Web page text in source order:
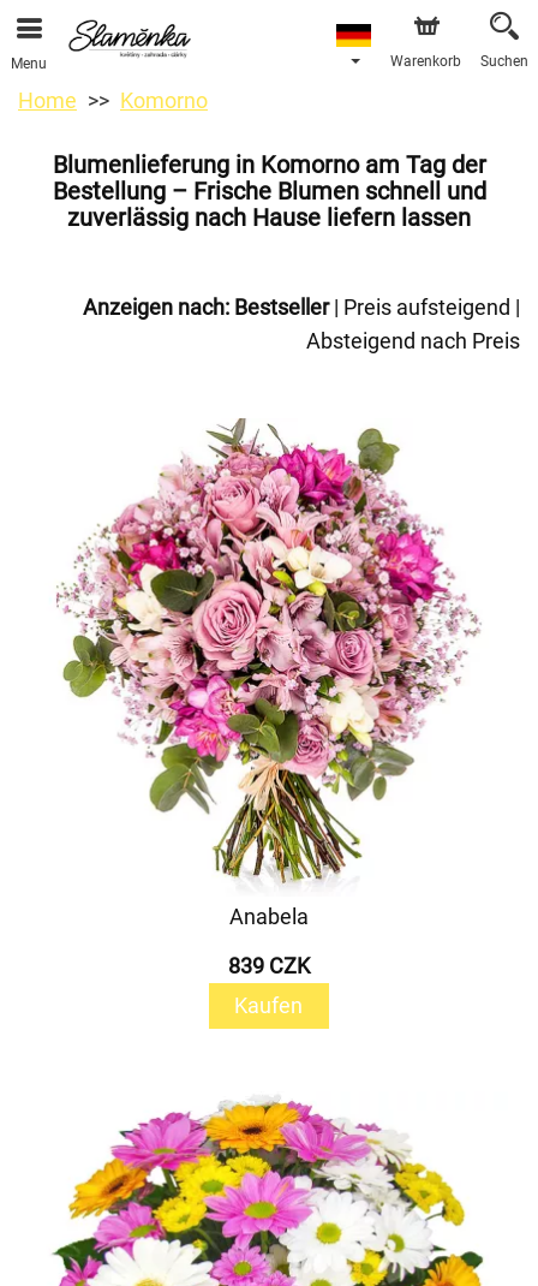
Menu Warenkorb Suchen
Home Komorno
Blumenlieferung in Komorno am Tag der
Bestellung – Frische Blumen schnell und
zuverlässig nach Hause liefern lassen
Anzeigen nach: Bestseller| Preis aufsteigend |
Absteigend nach Preis
Anabela
839 CZK
Kaufen